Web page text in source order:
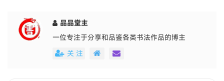
品品堂主
一位专注于分享和品鉴各类书法作品的博主
关 注